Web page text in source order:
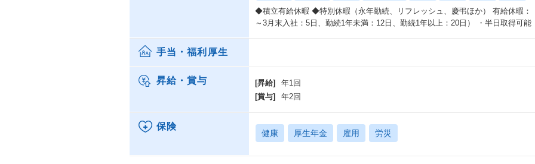
◆積立有給休暇 ◆特別休暇（永年勤続、リフレッシュ、慶弔ほか） 有給休暇：
～3月末入社：5日、勤続1年未満：12日、勤続1年以上：20日） ・半日取得可能
手当・福利厚生
昇給・賞与 [昇給]
年1回
[賞与]
年2回
保険
健康 厚生年金 雇用 労災